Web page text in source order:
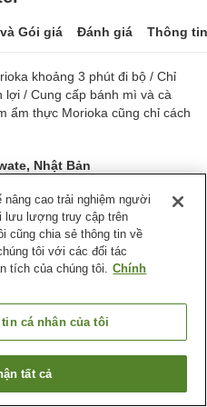
Gói giá Đánh giá Thông
khoảng 3 phút đi bộ / Chỉ
lợi / Cung cấp bánh mì và cà
ẩm thực Morioka cũng chỉ cách
Nhật Bản
Thành phố Morioka
trống
cao trải nghiệm người
lưu lượng truy cập trên
cũng chia sẻ thông tin về
tôi với các đối tác
tích của chúng tôi. Chính
cá nhân của tôi
tất cả